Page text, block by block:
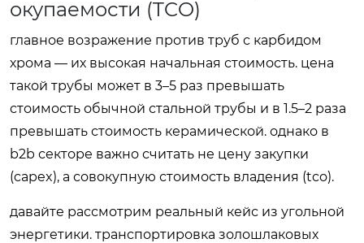
окупаемости (TCO)
главное возражение против труб с карбидом
хрома — их высокая начальная стоимость. цена
такой трубы может в 3–5 раз превышать
стоимость обычной стальной трубы и в 1.5–2 раза
превышать стоимость керамической. однако в
b2b секторе важно считать не цену закупки
(capex), а совокупную стоимость владения (tco).
давайте рассмотрим реальный кейс из угольной
энергетики. транспортировка золошлаковых